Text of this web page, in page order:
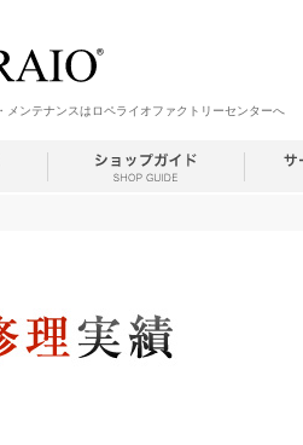
メンテナンスはロペライオファクトリーセンターへ